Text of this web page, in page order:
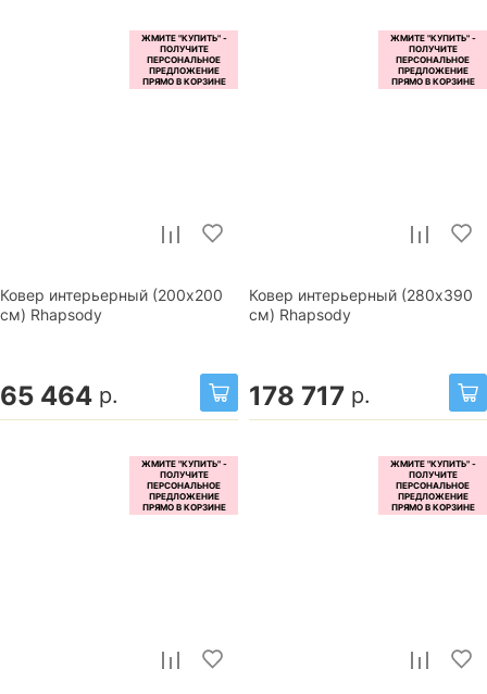
Ковер интерьерный (200x200
см) Rhapsody
65 464 р.
Ковер интерьерный (280x390
см) Rhapsody
178 717 р.